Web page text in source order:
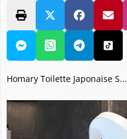
Homary Toilette Japonaise S...